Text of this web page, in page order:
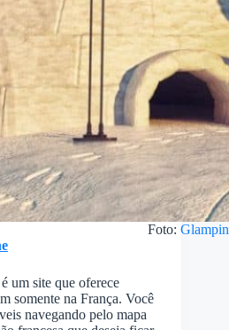
Foto:
um site que oferece
somente na França. Você
navegando pelo mapa